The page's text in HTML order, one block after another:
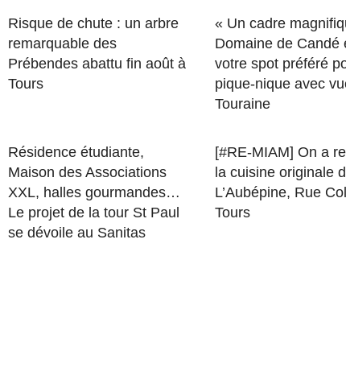
Risque de chute : un arbre
remarquable des
Prébendes abattu fin août à
Tours
« Un cadre
Domaine de Candé
votre spot préféré
pique-nique avec
Touraine
Résidence étudiante,
Maison des Associations
XXL, halles gourmandes…
Le projet de la tour St Paul
se dévoile au Sanitas
[#RE-MIAM] On a
la cuisine originale
L’Aubépine, Rue
Tours